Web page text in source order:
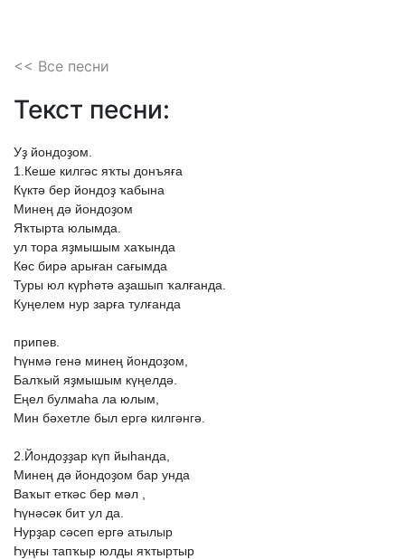
<< Все песни
Текст песни:
Уҙ йондоҙом.
1.Кеше килгәс яҡты донъяға
Күктә бер йондоҙ ҡабына
Минең дә йондоҙом
Яҡтырта юлымда.
ул тора яҙмышым хаҡында
Көс бирә арыған сағымда
Туры юл күрһәтә аҙашып ҡалғанда.
Куңелем нур зарға тулғанда
припев.
Һүнмә генә минең йондоҙом,
Балҡый яҙмышым күңелдә.
Еңел булмаһа ла юлым,
Мин бәхетле был ергә килгәнгә.
2.Йондоҙҙар күп йыһанда,
Минең дә йондоҙом бар унда
Ваҡыт еткәс бер мәл
Һүнәсәк бит ул да.
Нурҙар сәсеп ергә атылыр
Һуңғы тапҡыр юлды яҡтыртыр